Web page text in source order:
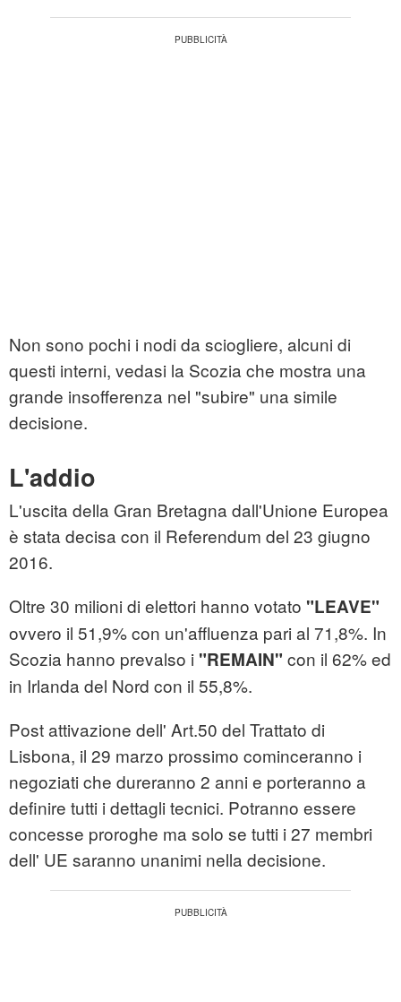
Non sono pochi i nodi da sciogliere, alcuni di
questi interni, vedasi la Scozia che mostra una
grande insofferenza nel "subire" una simile
decisione.
L'addio
L'uscita della Gran Bretagna dall'Unione Europea
è stata decisa con il Referendum del 23 giugno
2016.
Oltre 30 milioni di elettori hanno votato "LEAVE"
ovvero il 51,9% con un'affluenza pari al 71,8%. In
Scozia hanno prevalso i "REMAIN" con il 62% ed
in Irlanda del Nord con il 55,8%.
Post attivazione dell' Art.50 del Trattato di
Lisbona, il 29 marzo prossimo cominceranno i
negoziati che dureranno 2 anni e porteranno a
definire tutti i dettagli tecnici. Potranno essere
concesse proroghe ma solo se tutti i 27 membri
dell' UE saranno unanimi nella decisione.